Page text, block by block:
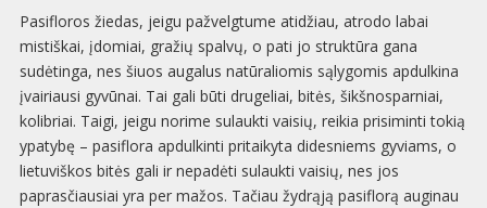
Pasifloros žiedas, jeigu pažvelgtume atidžiau, atrodo labai
mistiškai, įdomiai, gražių spalvų, o pati jo struktūra gana
sudėtinga, nes šiuos augalus natūraliomis sąlygomis apdulkina
įvairiausi gyvūnai. Tai gali būti drugeliai, bitės, šikšnosparniai,
kolibriai. Taigi, jeigu norime sulaukti vaisių, reikia prisiminti tokią
ypatybę – pasiflora apdulkinti pritaikyta didesniems gyviams, o
lietuviškos bitės gali ir nepadėti sulaukti vaisių, nes jos
paprasčiausiai yra per mažos. Tačiau žydrąją pasiflorą auginau